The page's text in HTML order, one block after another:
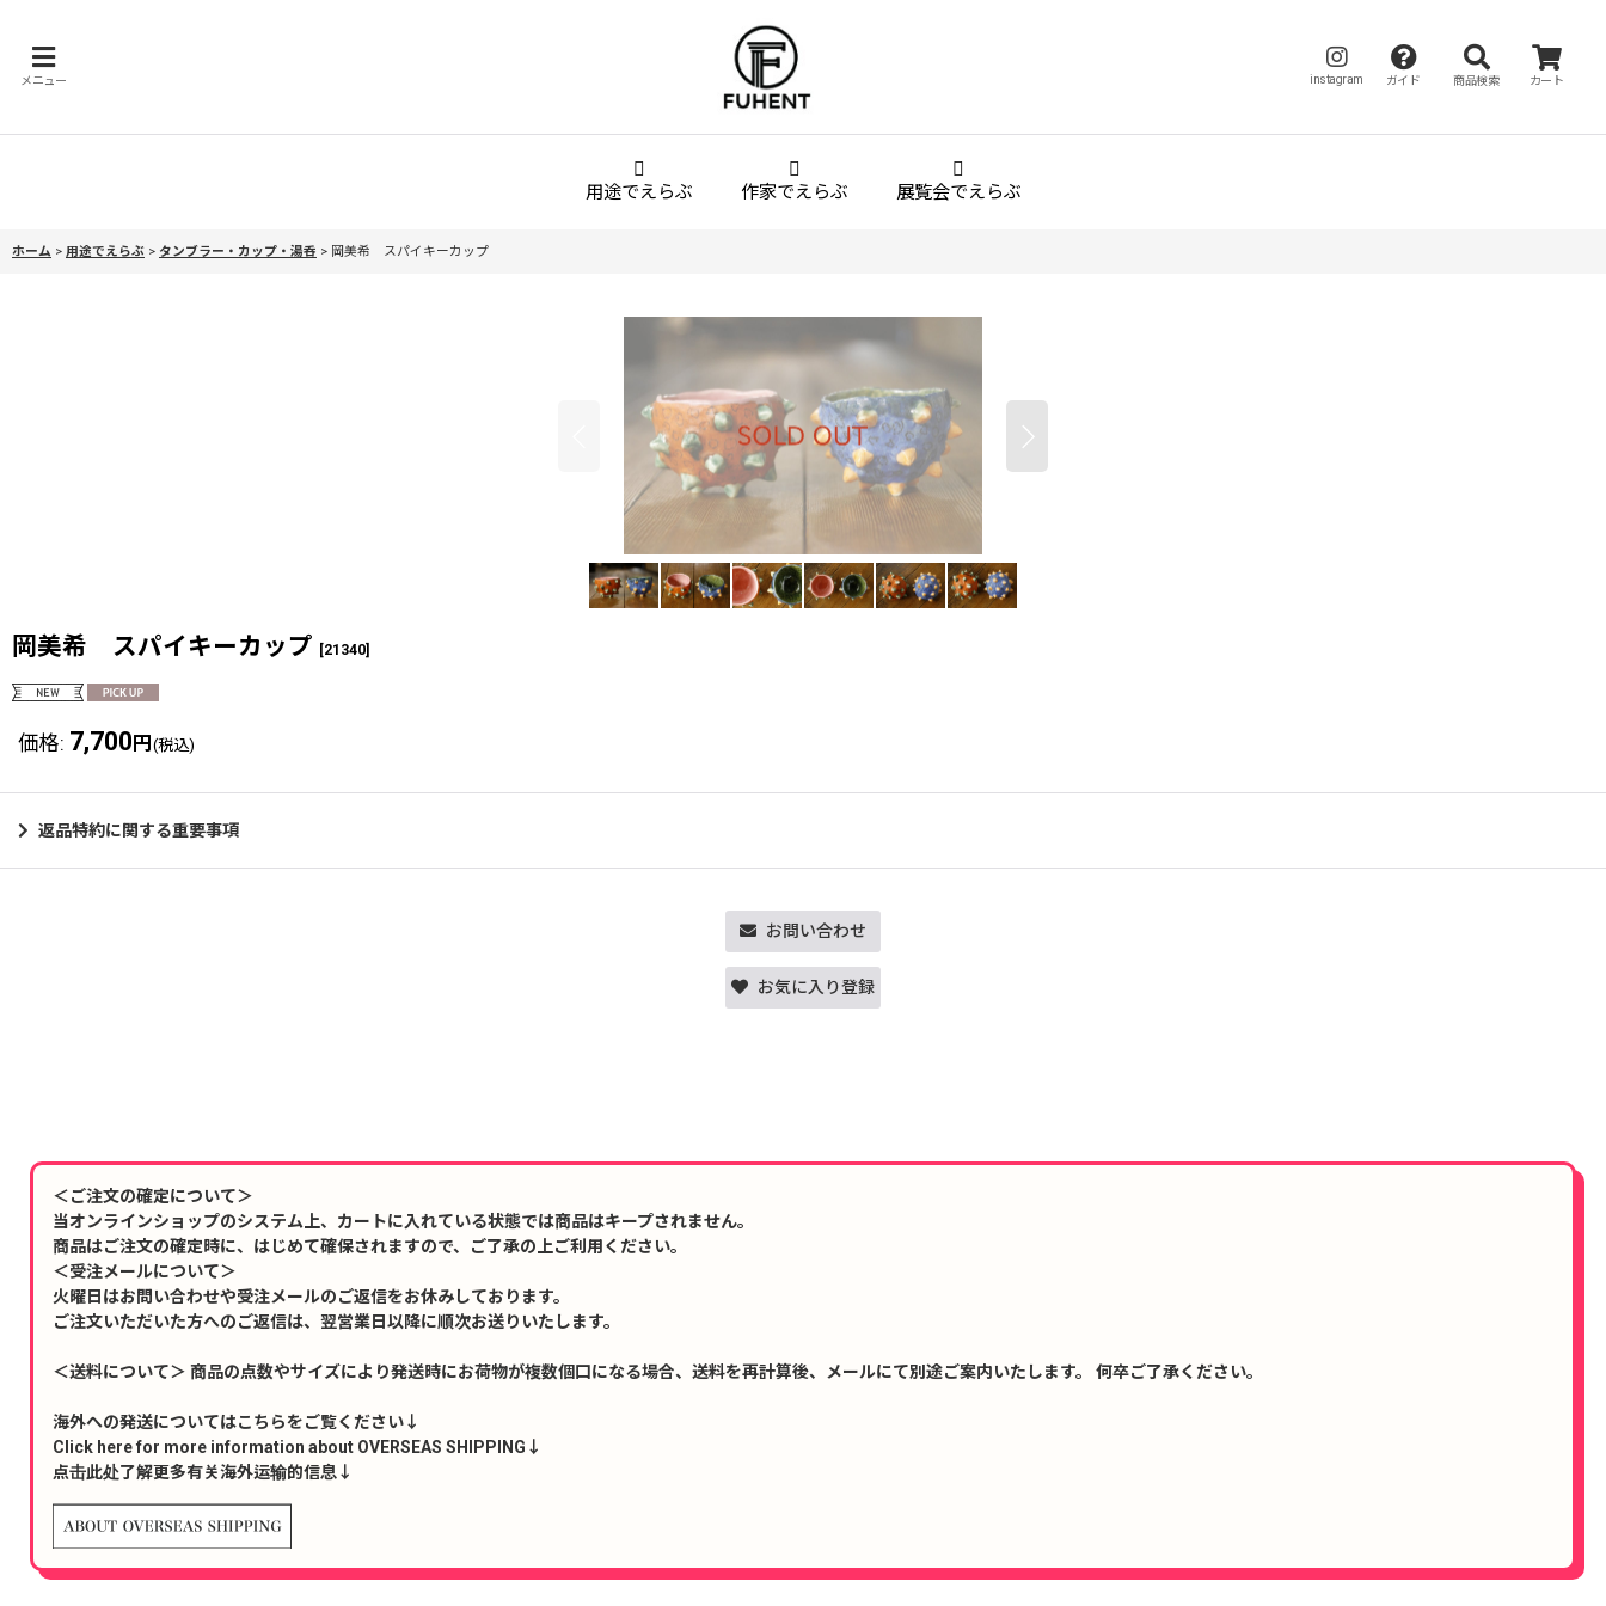
メニュー instagram ガイド 商品検索 カート
用途でえらぶ 作家でえらぶ 展覧会でえらぶ
ホーム > 用途でえらぶ > タンブラー・カップ・湯呑 > 岡美希 スパイキーカップ
岡美希 スパイキーカップ [21340]
価格: 7,700 円 (税込)
返品特約に関する重要事項
お問い合わせ
お気に入り登録
＜ご注文の確定について＞
当オンラインショップのシステム上、カートに入れている状態では商品はキープされません。
商品はご注文の確定時に、はじめて確保されますので、ご了承の上ご利用ください。
＜受注メールについて＞
火曜日はお問い合わせや受注メールのご返信をお休みしております。
ご注文いただいた方へのご返信は、翌営業日以降に順次お送りいたします。
＜送料について＞ 商品の点数やサイズにより発送時にお荷物が複数個口になる場合、送料を再計算後、メールにて別途ご案内いたします。 何卒ご了承ください。
海外への発送についてはこちらをご覧ください↓
Click here for more information about OVERSEAS SHIPPING↓
点击此处了解更多有关海外运输的信息↓